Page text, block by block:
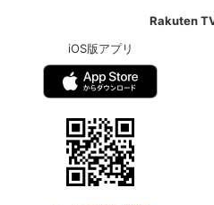
Rakuten
iOS版アプリ